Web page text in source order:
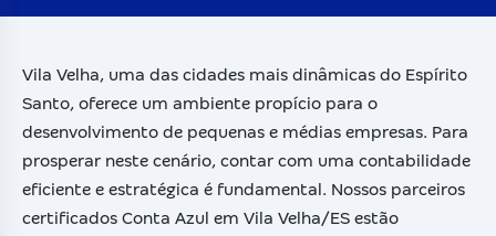
Vila Velha, uma das cidades mais dinâmicas do Espírito
Santo, oferece um ambiente propício para o
desenvolvimento de pequenas e médias empresas. Para
prosperar neste cenário, contar com uma contabilidade
eficiente e estratégica é fundamental. Nossos parceiros
certificados Conta Azul em Vila Velha/ES estão